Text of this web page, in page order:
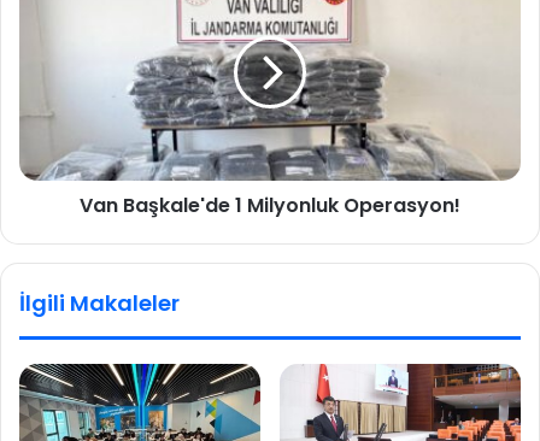
Van Başkale'de 1 Milyonluk Operasyon!
İlgili Makaleler